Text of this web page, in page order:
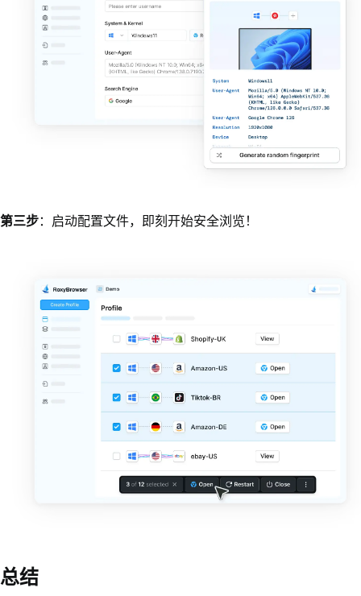
第三步：启动配置文件，即刻开始安全浏览！
总结